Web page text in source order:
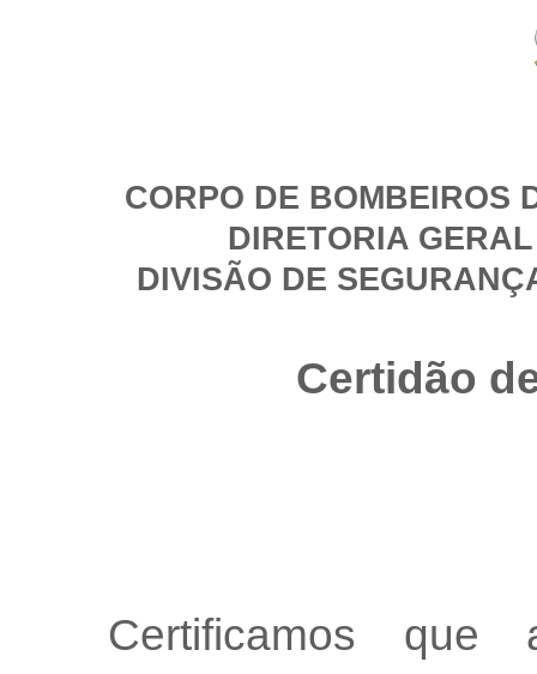
CORPO DE BOMBEIROS
DIRETORIA
DIVISÃO DE
Certidão
Certificamos